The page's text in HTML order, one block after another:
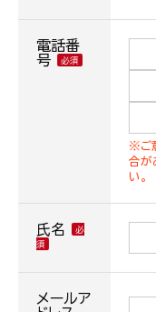
電話番
号
※ご
合が
い。
氏名
メールア